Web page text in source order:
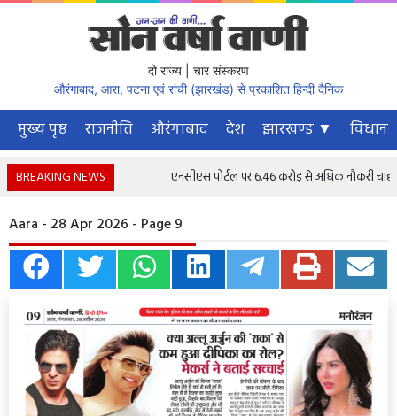
दो राज्य | चार संस्करण
औरंगाबाद, आरा, पटना एवं रांची (झारखंड) से प्रकाशित हिन्दी दैनिक
मुख्य पृष्ठ राजनीति औरंगाबाद देश झारखण्ड ▼
BREAKING NEWS एनसीएस पोर्टल पर 6.46 करोड़ से अधिक नौकरी चाहने
Aara - 28 Apr 2026 - Page 9